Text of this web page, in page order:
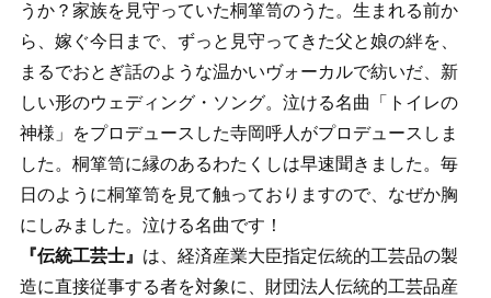
うか？家族を見守っていた桐箪笥のうた。生まれる前か
ら、嫁ぐ今日まで、ずっと見守ってきた父と娘の絆を、
まるでおとぎ話のような温かいヴォーカルで紡いだ、新
しい形のウェディング・ソング。泣ける名曲「トイレの
神様」をプロデュースした寺岡呼人がプロデュースしま
した。桐箪笥に縁のあるわたくしは早速聞きました。毎
日のように桐箪笥を見て触っておりますので、なぜか胸
にしみました。泣ける名曲です！
『伝統工芸士』 は、経済産業大臣指定伝統的工芸品の製
造に直接従事する者を対象に、財団法人伝統的工芸品産